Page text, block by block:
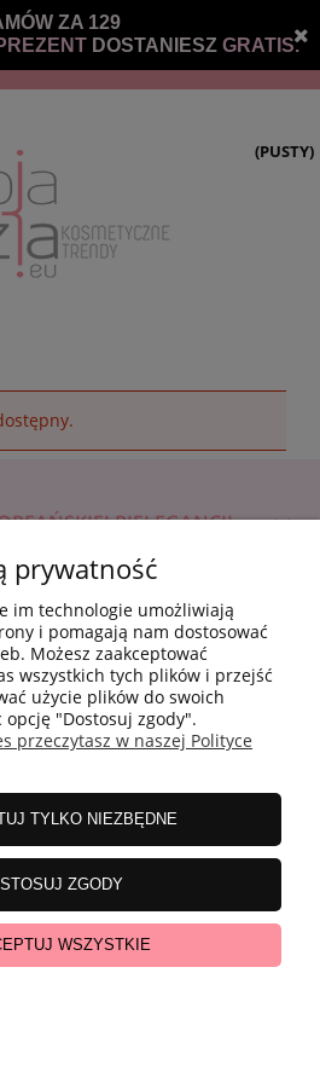
ZA 129
DOSTANIESZ GRATIS.
(PUSTY)
PIELĘGANCJI
ZAKUPY
wersję strony
prywatność
im technologie umożliwiają
i pomagają nam dostosować
Możesz zaakceptować
wszystkich tych plików i przejść
użycie plików do swoich
"Dostosuj zgody".
przeczytasz w naszej Polityce
TYLKO NIEZBĘDNE
ZGODY
WSZYSTKIE